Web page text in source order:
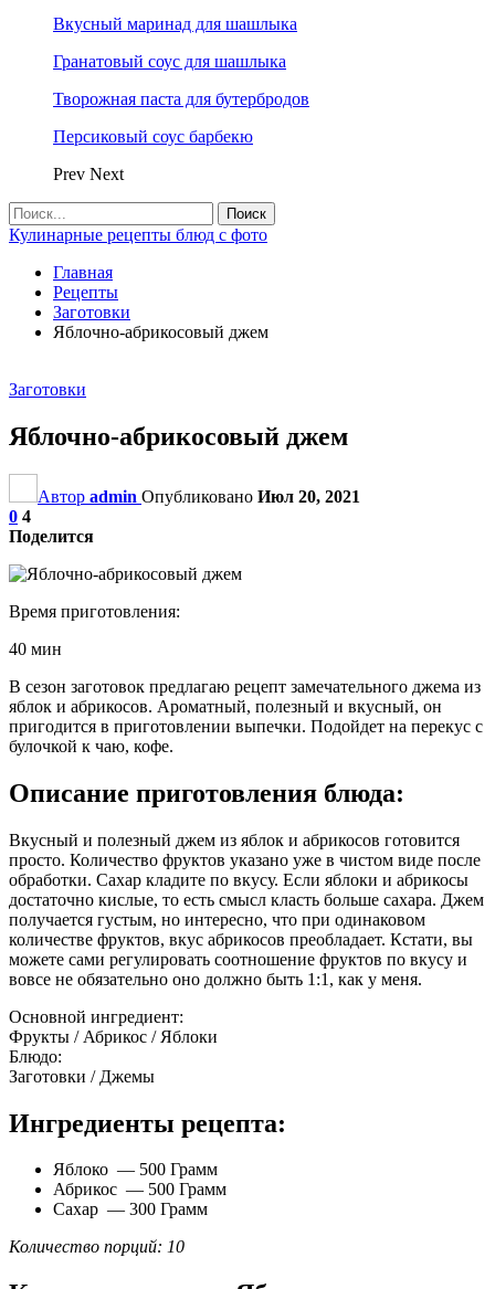
Вкусный маринад для шашлыка
Гранатовый соус для шашлыка
Творожная паста для бутербродов
Персиковый соус барбекю
Prev Next
Кулинарные рецепты блюд с фото
Главная
Рецепты
Заготовки
Яблочно-абрикосовый джем
Заготовки
Яблочно-абрикосовый джем
Автор admin Опубликовано Июл 20, 2021
0 4
Поделится
Время приготовления:
40 мин
В сезон заготовок предлагаю рецепт замечательного джема из
яблок и абрикосов. Ароматный, полезный и вкусный, он
пригодится в приготовлении выпечки. Подойдет на перекус с
булочкой к чаю, кофе.
Описание приготовления блюда:
Вкусный и полезный джем из яблок и абрикосов готовится
просто. Количество фруктов указано уже в чистом виде после
обработки. Сахар кладите по вкусу. Если яблоки и абрикосы
достаточно кислые, то есть смысл класть больше сахара. Джем
получается густым, но интересно, что при одинаковом
количестве фруктов, вкус абрикосов преобладает. Кстати, вы
можете сами регулировать соотношение фруктов по вкусу и
вовсе не обязательно оно должно быть 1:1, как у меня.
Основной ингредиент:
Фрукты / Абрикос / Яблоки
Блюдо:
Заготовки / Джемы
Ингредиенты рецепта:
Яблоко — 500 Грамм
Абрикос — 500 Грамм
Сахар — 300 Грамм
Количество порций: 10